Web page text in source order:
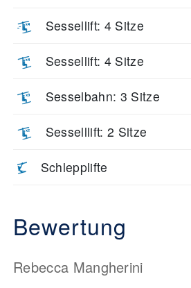
Sessellift: 4 Sitze
Sessellift: 4 Sitze
Sesselbahn: 3 Sitze
Sesselllift: 2 Sitze
Schlepplifte
Bewertung
Rebecca Mangherini